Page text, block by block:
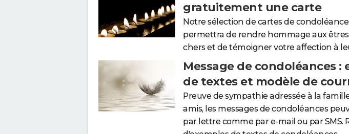
gratuitement une carte
Notre sélection de cartes de
permettra de rendre hommage aux
chers et de témoigner votre affection à
Message de condoléances :
de textes et modèle de
Preuve de sympathie adressée à la
amis, les messages de condoléances
par lettre comme par e-mail ou par SMS.